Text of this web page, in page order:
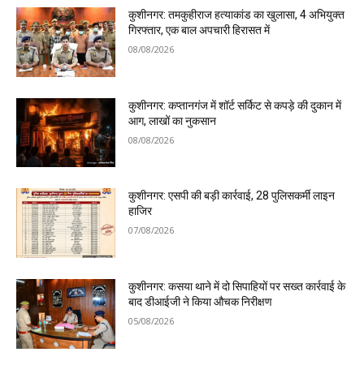
कुशीनगर: तमकुहीराज हत्याकांड का खुलासा, 4 अभियुक्त
गिरफ्तार, एक बाल अपचारी हिरासत में
08/08/2026
कुशीनगर: कप्तानगंज में शॉर्ट सर्किट से कपड़े की दुकान में
आग, लाखों का नुकसान
08/08/2026
कुशीनगर: एसपी की बड़ी कार्रवाई, 28 पुलिसकर्मी लाइन
हाजिर
07/08/2026
कुशीनगर: कसया थाने में दो सिपाहियों पर सख्त कार्रवाई के
बाद डीआईजी ने किया औचक निरीक्षण
05/08/2026